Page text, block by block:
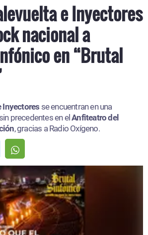
e Inyectores
nacional a
en “Brutal
Inyectores se encuentran en una
precedentes en elAnfiteatro del
, gracias a Radio Oxígeno.